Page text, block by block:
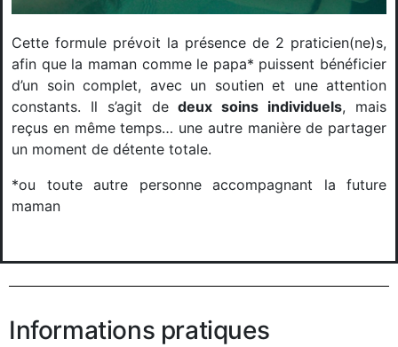
Cette formule prévoit la présence de 2 praticien(ne)s,
afin que la maman comme le papa* puissent bénéficier
d’un soin complet, avec un soutien et une attention
constants. Il s’agit dedeux soins individuels, mais
reçus en même temps… une autre manière de partager
un moment de détente totale.
*ou toute autre personne accompagnant la future
maman
Informations pratiques